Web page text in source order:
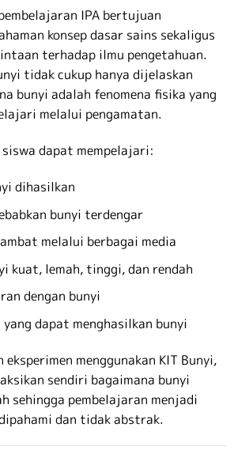
IPA bertujuan
konsep dasar sains sekaligus
terhadap ilmu pengetahuan.
tidak cukup hanya dijelaskan
bunyi adalah fenomena fisika yang
melalui pengamatan.
dapat mempelajari:
dihasilkan
bunyi terdengar
melalui berbagai media
kuat, lemah, tinggi, dan rendah
dengan bunyi
yang dapat menghasilkan bunyi
eksperimen menggunakan KIT Bunyi,
sendiri bagaimana bunyi
sehingga pembelajaran menjadi
dan tidak abstrak.